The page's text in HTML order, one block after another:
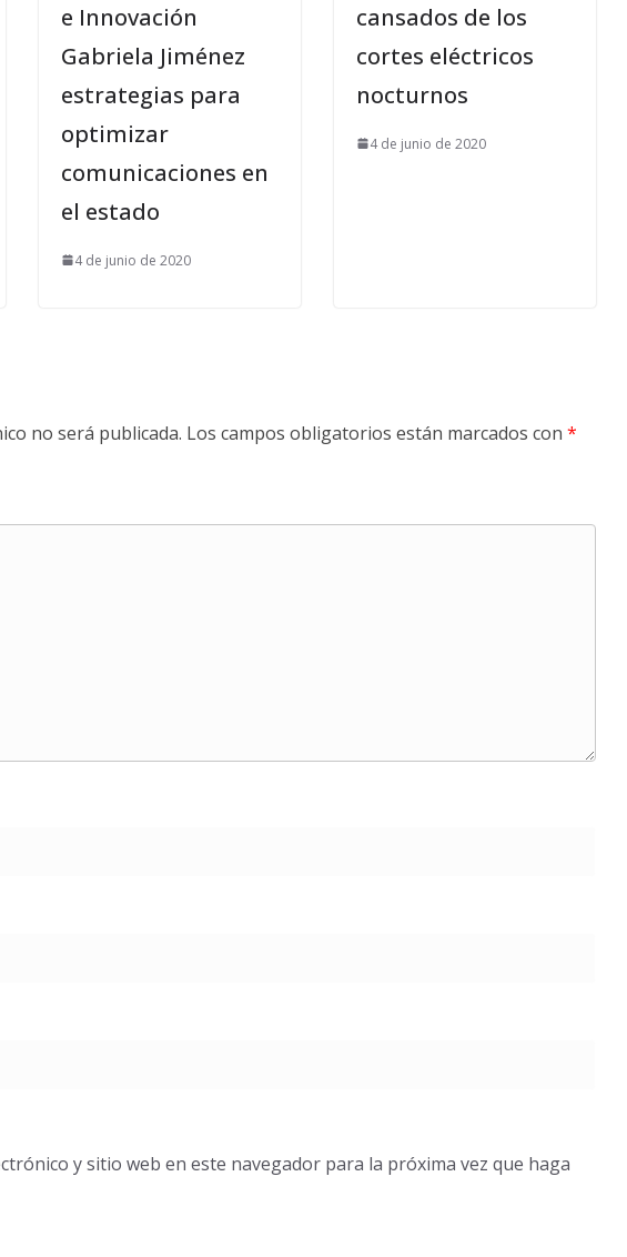
e Innovación
Gabriela Jiménez
estrategias para
optimizar
comunicaciones en
el estado
4 de junio de 2020
cansados de los
cortes eléctricos
nocturnos
4 de junio de 2020
no será publicada. Los campos obligatorios están marcados con *
y sitio web en este navegador para la próxima vez que haga